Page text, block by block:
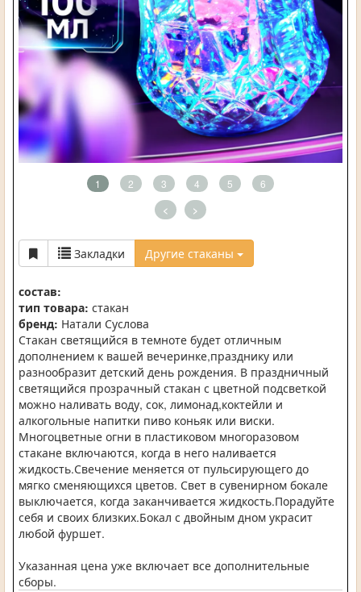
1 2 3 4 5 6
< >
Закладки Другие стаканы
состав:
тип товара: стакан
бренд: Натали Суслова
Стакан светящийся в темноте будет отличным
дополнением к вашей вечеринке,празднику или
разнообразит детский день рождения. В праздничный
светящийся прозрачный стакан с цветной подсветкой
можно наливать воду, сок, лимонад,коктейли и
алкогольные напитки пиво коньяк или виски.
Многоцветные огни в пластиковом многоразовом
стакане включаются, когда в него наливается
жидкость.Свечение меняется от пульсирующего до
мягко сменяющихся цветов. Свет в сувенирном бокале
выключается, когда заканчивается жидкость.Порадуйте
себя и своих близких.Бокал с двойным дном украсит
любой фуршет.
Указанная цена уже включает все дополнительные
сборы.